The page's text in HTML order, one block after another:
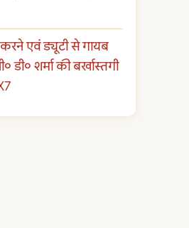
करने एवं ड्यूटी से गायब
डी० शर्मा की बर्खास्तगी